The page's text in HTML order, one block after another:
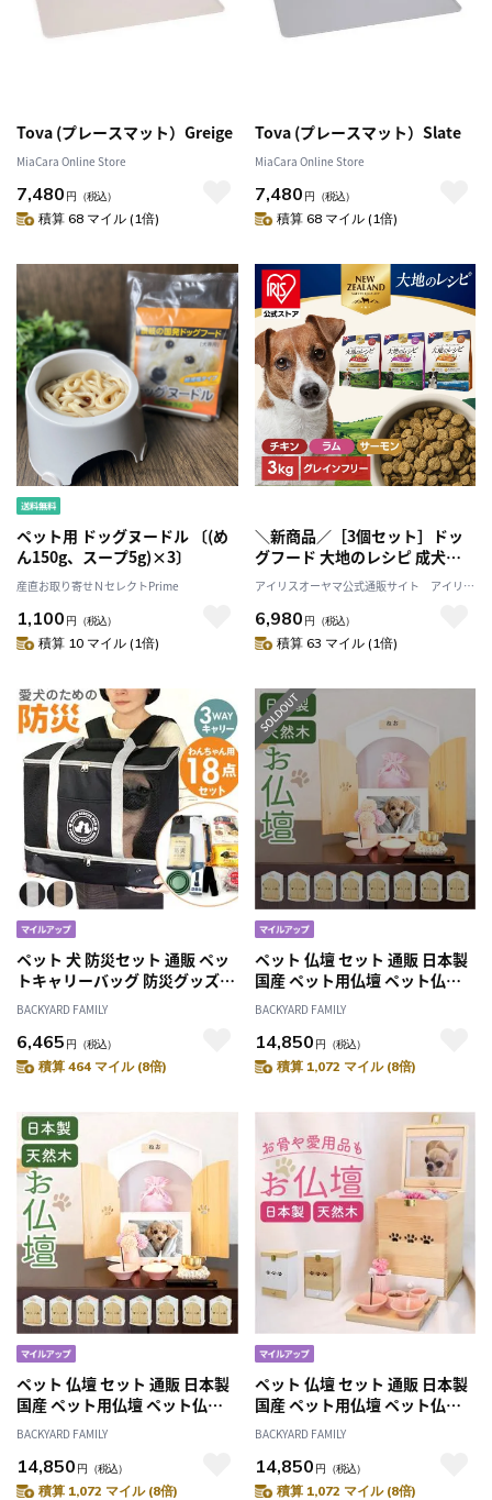
Tova (プレースマット）Greige
MiaCara Online Store
7,480 円 （税込）
積算 68 マイル (1倍)
Tova (プレースマット）Slate
MiaCara Online Store
7,480 円 （税込）
積算 68 マイル (1倍)
ペット用 ドッグヌードル 〔(め
ん150g、スープ5g)×3〕
産直お取り寄せＮセレクトPrime
1,100 円 （税込）
積算 10 マイル (1倍)
＼新商品／［3個セット］ドッ
グフード 大地のレシピ 成犬用
DRD-C1K チキン 1kg アイリス
オーヤマ
アイリスオーヤマ公式通販サイト アイリス
6,980 円 （税込）
積算 63 マイル (1倍)
ペット 犬 防災セット 通販 ペッ
トキャリーバッグ 防災グッズ
犬用 ペットキャリーリュック
グッズ ペットリュック ペット
リュック型キャリー ペットリュ
害グッズ
BACKYARD FAMILY
6,465 円 （税込）
積算 464 マイル (8倍)
ペット 仏壇 セット 通販 日本製
国産 ペット用仏壇 ペット仏壇
メモリアルボックス 仏具 祭壇
おうち型 ホーム型 天使のおう
ち型 天然木 木製 犬 いぬ イヌ 猫
BACKYARD FAMILY
14,850 円 （税込）
積算 1,072 マイル (8倍)
ペット 仏壇 セット 通販 日本製
国産 ペット用仏壇 ペット仏壇
メモリアルボックス 仏具 祭壇
骨壺収納 ペット供養 手元供養
おうち型 ホーム型 天使のおう
ち型 天然木 木製 犬 いぬ イヌ 猫
BACKYARD FAMILY
14,850 円 （税込）
積算 1,072 マイル (8倍)
ペット 仏壇 セット 通販 日本製
国産 ペット用仏壇 ペット仏壇
メモリアルボックス 仏具 祭壇
骨壺収納 ペット供養 手元供養
BOX ボックス型 天使のボック
ス型 天然木 木製 犬 いぬ 猫 ねこ
BACKYARD FAMILY
14,850 円 （税込）
積算 1,072 マイル (8倍)